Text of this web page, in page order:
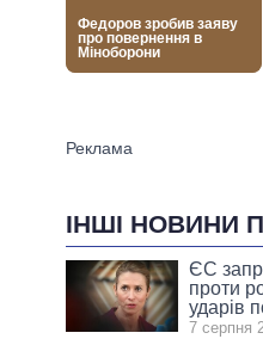
ІНШІ НОВИНИ
ЄС
проти
ударів
7 серпня